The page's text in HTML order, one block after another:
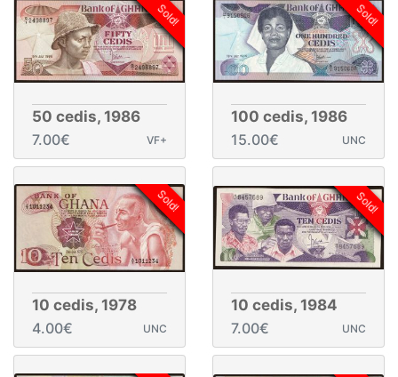
Sold!
50 cedis, 1986
7.00€
VF+
Sold!
100 cedis, 1986
15.00€
UNC
Sold!
10 cedis, 1978
4.00€
UNC
Sold!
10 cedis, 1984
7.00€
UNC